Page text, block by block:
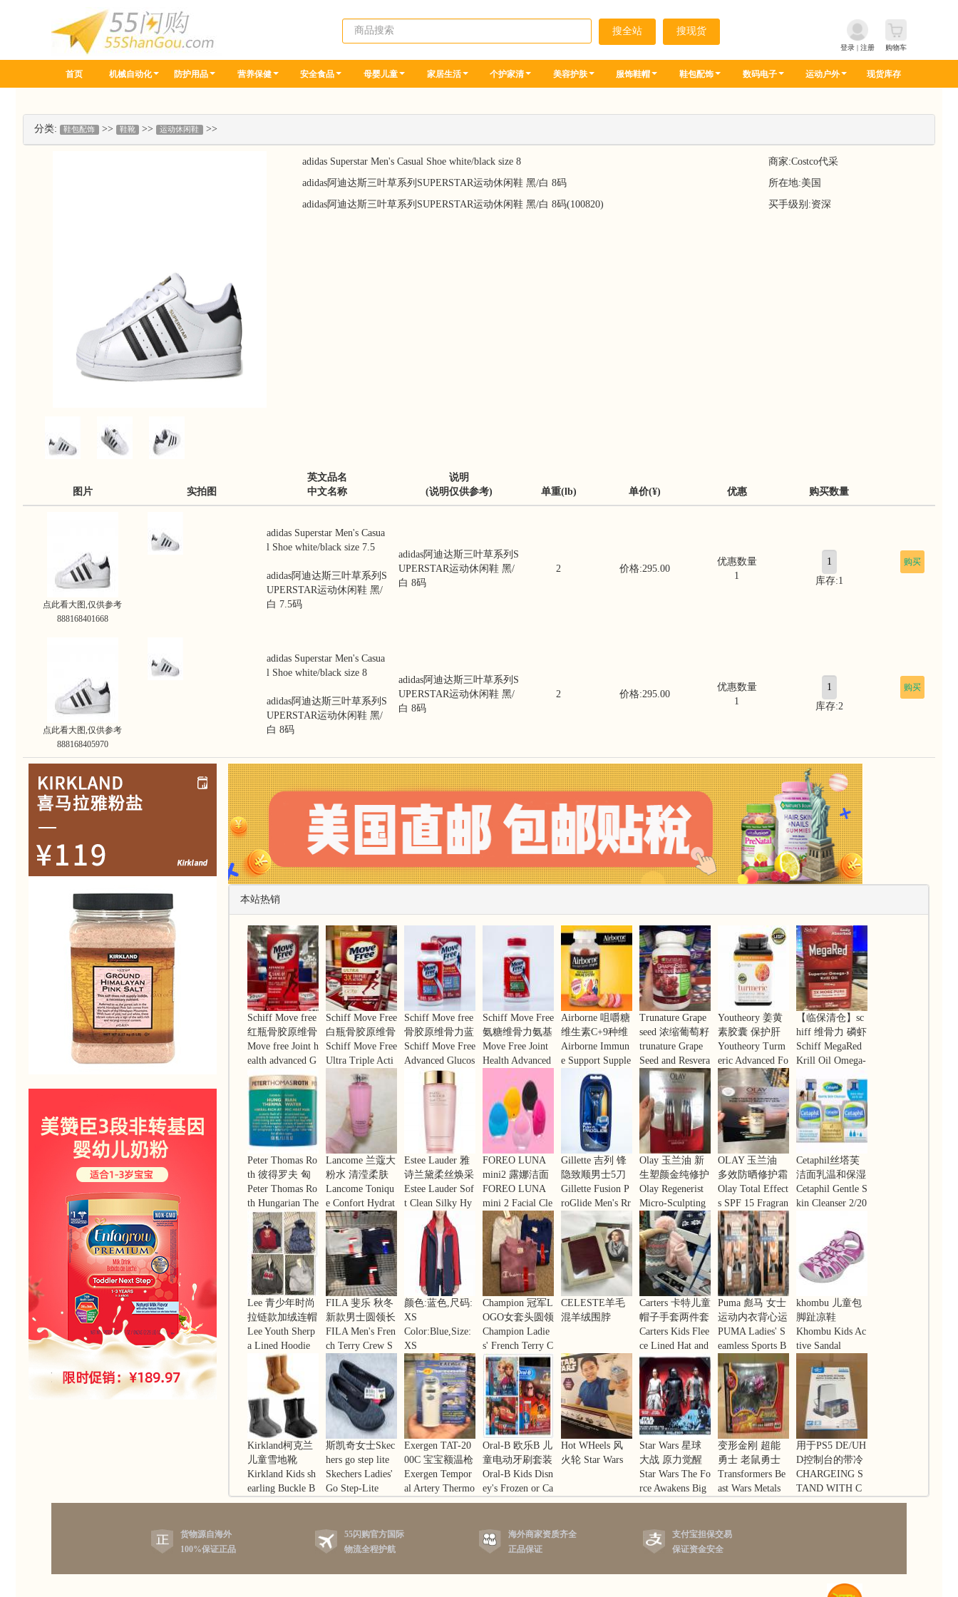
登录 | 注册 购物车
首页 机械自动化 防护用品 营养保健 安全食品 母婴儿童 家居生活 个护家清 美容护肤 服饰鞋帽 鞋包配饰 数码电子 运动户外 现货库存
分类: 鞋包配饰 >> 鞋靴 >> 运动休闲鞋 >>
adidas Superstar Men's Casual Shoe white/black size 8
adidas阿迪达斯三叶草系列SUPERSTAR运动休闲鞋 黑/白 8码
adidas阿迪达斯三叶草系列SUPERSTAR运动休闲鞋 黑/白 8码(100820)
商家:Costco代采
所在地:美国
买手级别:资深
图片 实拍图
英文品名
中文名称
说明
(说明仅供参考)
单重(lb) 单价(¥) 优惠 购买数量
点此看大图,仅供参考
888168401668
adidas Superstar Men's Casua
l Shoe white/black size 7.5
adidas阿迪达斯三叶草系列S
UPERSTAR运动休闲鞋 黑/
白 7.5码
adidas阿迪达斯三叶草系列S
UPERSTAR运动休闲鞋 黑/
白 8码
2 价格:295.00
优惠数量
1
库存:1
购买
点此看大图,仅供参考
888168405970
adidas Superstar Men's Casua
l Shoe white/black size 8
adidas阿迪达斯三叶草系列S
UPERSTAR运动休闲鞋 黑/
白 8码
adidas阿迪达斯三叶草系列S
UPERSTAR运动休闲鞋 黑/
白 8码
2 价格:295.00
优惠数量
1
库存:2
购买
本站热销
Schiff Move free
红瓶骨胶原维骨
力，加强5种关
节健康迹象，20
0粒
Move free Joint h
ealth advanced G
lcosamine Chond
roitin, 5 signs of
joint health 200 t
ables
Schiff Move Free
白瓶骨胶原维骨
力UC-Ⅱ浓缩型
骨胶原 特惠装 7
Schiff Move Free
Ultra Triple Acti
on 75 Count
Schiff Move free
骨胶原维骨力蓝
瓶装，强效止痛
含糖氨+钙+VD
三重营养成分 8
0粒装
Schiff Move Free
Advanced Glucos
amine Chondroiti
n MSM & Vitami
n D3 Joint Dietar
Schiff Move Free
氨糖维骨力氨基
葡萄糖MSM 绿
盒120粒
Move Free Joint
Health Advanced
Glucosamine Cho
ndroitin Plus MS
M Dietary Suppl
ement Tablets - 1
20ct
Airborne 咀嚼糖
维生素C+9种维
生素水果口味 7
5粒
Airborne Immun
e Support Supple
ment, 75 Gummi
Trunature Grape
seed 浓缩葡萄籽
精华+白藜芦醇
150粒
trunature Grape
Seed and Resvera
trol, 150 Tablets
Youtheory 姜黄
素胶囊 保护肝
脏解酒 180粒
Youtheory Turm
eric Advanced Fo
rmula Food Supp
lement - 180 Tab
lets
【临保清仓】sc
hiff 维骨力 磷虾
油胶囊 350mg 6
0 粒
Schiff MegaRed
Krill Oil Omega-
mg, 60 Count.
Peter Thomas Ro
th 彼得罗夫 匈
牙利温泉矿物自
发热面膜 150ml
清洁保湿抗老
Peter Thomas Ro
th Hungarian The
rmal Water Atom
ic Heat Mask, 5.1
fl oz
Lancome 兰蔻大
粉水 清滢柔肤
水 补水保湿舒
缓 400ml
Lancome Toniqu
e Confort Hydrat
ing Toner Dry Sk
in,13.5 fl.oz.
Estee Lauder 雅
诗兰黛柔丝焕采
护肤水爽肤水粉
水400ML
Estee Lauder Sof
t Clean Silky Hy
drating Lotion13.
FOREO LUNA
mini2 露娜洁面
仪迷你电动充电
式毛孔清洁硅胶
洗脸仪
FOREO LUNA
mini 2 Facial Cle
ansing Brush, Ge
ntle Exfoliation a
nd Sonic Cleansi
ng for All Skin T
ypes
Gillette 吉列 锋
隐致顺男士5刀
片手动刮胡刀
Gillette Fusion P
roGlide Men's Rr
azors
Olay 玉兰油 新
生塑颜金纯修护
精华乳 淡化细
纹提拉紧致 50m
l*2瓶
Olay Regenerist
Micro-Sculpting
Serum, 2 pk./1.7
oz.
OLAY 玉兰油
多效防晒修护霜
7重功效面霜SP
F15 100ml
Olay Total Effect
s SPF 15 Fragran
ce Free 3.4oz
Cetaphil丝塔芙
洁面乳温和保湿
洗面奶 家庭套
装3瓶 敏感肌专
Cetaphil Gentle S
kin Cleanser 2/20
Lee 青少年时尚
拉链款加绒连帽
休闲卫衣外套
Lee Youth Sherp
a Lined Hoodie
FILA 斐乐 秋冬
新款男士圆领长
袖毛圈布卫衣套
头衫
FILA Men's Fren
ch Terry Crew S
weatershirt
颜色:蓝色,尺码:
XS
Color:Blue,Size:
XS
Champion 冠军L
OGO女套头圆领
刺绣加绒卫衣情
侣
Champion Ladie
s' French Terry C
rewneck
CELESTE羊毛
混羊绒围脖
Carters 卡特儿童
帽子手套两件套
装
Carters Kids Flee
ce Lined Hat and
Mitten
Puma 彪马 女士
运动内衣背心运
动文胸 无痕舒
适两件装
PUMA Ladies' S
eamless Sports B
ra, 2-pack
khombu 儿童包
脚趾凉鞋
Khombu Kids Ac
tive Sandal
Kirkland柯克兰
儿童雪地靴
Kirkland Kids sh
earling Buckle B
oot
斯凯奇女士Skec
hers go step lite
轻便舒适健步鞋
运动鞋 黑灰两
色可选
Skechers Ladies'
Go Step-Lite
Exergen TAT-20
00C 宝宝额温枪
动脉体温计 婴
儿体温计
Exergen Tempor
al Artery Thermo
meter TAT-2000
Oral-B 欧乐B 儿
童电动牙刷套装
(充电式) 自动定
时 3岁以上儿童
适用
Oral-B Kids Disn
ey's Frozen or Ca
rs Rechargeable
sh Bundle Pack
Hot WHeels 风
火轮 Star Wars
10个装
Star Wars 星球
大战 原力觉醒
人物角色玩具
Star Wars The Fo
rce Awakens Big
Figs 3-pack - Re
变形金刚 超能
勇士 老鼠勇士
金属变体 C-43
Rat Trap Takara
Transformers Be
ast Wars Metals
C-43 Rat Trap Ta
用于PS5 DE/UH
D控制台的带冷
却风扇的KjH立
式充电器支架
CHARGEING S
TAND WITH C
OOLING FAN F
货物源自海外
100%保证正品
55闪购官方国际
物流全程护航
海外商家资质齐全
正品保证
支付宝担保交易
保证资金安全